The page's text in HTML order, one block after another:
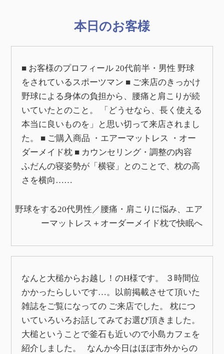
本日のお客様
■ お客様のプロフィール 20代前半・男性 野球
をされているスポーツマン ■ ご来店のきっかけ
野球による身体の負担から、腰痛と肩こりが続
いていたとのこと。 「どうせなら、長く使える
本当に良いものを」と思い切って来店されまし
た。 ■ ご購入商品 ・エアーマットレス ・オー
ダーメイド枕 ■ カウンセリング・調整の内容
ふだんの寝姿勢が「横寝」とのことで、枕の高
さを横向……
野球をする20代男性／腰痛・肩こりに悩み、エア
ーマットレス＋オーダーメイド枕で快眠へ
なんと大槌からお越し！のH様です。 ３時間位
かかったらしいです…。以前掲載させて頂いた
雑誌をご覧になっての ご来店でした。 枕につ
いていろいろお話してみてお選び頂きました。
大槌ということで釜石も近いので小島カフェを
紹介しました。 なんか今日はほぼ市外からの